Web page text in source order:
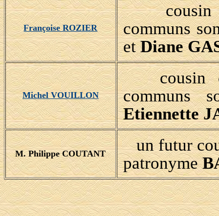
Françoise ROZIER
cousin
communs
etDiane
Michel VOUILLON
cousin
communs
Etiennette
M. Philippe COUTANT
un futur
patronyme